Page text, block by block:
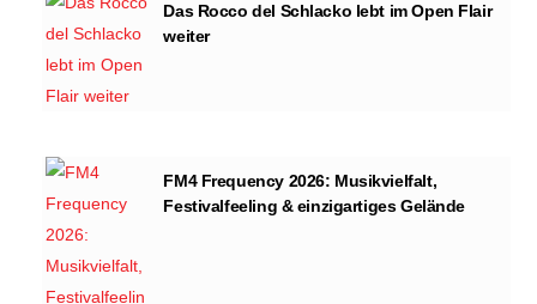
Das Rocco del Schlacko lebt im Open Flair
weiter
FM4 Frequency 2026: Musikvielfalt,
Festivalfeeling & einzigartiges Gelände